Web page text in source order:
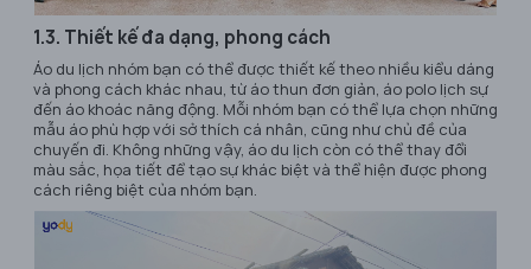
1.3. Thiết kế đa dạng, phong cách
Áo du lịch nhóm bạn có thể được thiết kế theo nhiều kiểu dáng
và phong cách khác nhau, từ áo thun đơn giản, áo polo lịch sự
đến áo khoác năng động. Mỗi nhóm bạn có thể lựa chọn những
mẫu áo phù hợp với sở thích cá nhân, cũng như chủ đề của
chuyến đi. Không những vậy, áo du lịch còn có thể thay đổi
màu sắc, họa tiết để tạo sự khác biệt và thể hiện được phong
cách riêng biệt của nhóm bạn.